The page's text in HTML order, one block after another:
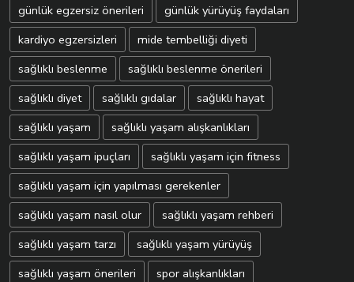
günlük egzersiz önerileri
günlük yürüyüş faydaları
kardiyo egzersizleri
mide tembelliği diyeti
sağlıklı beslenme
sağlıklı beslenme önerileri
sağlıklı diyet
sağlıklı gıdalar
sağlıklı hayat
sağlıklı yaşam
sağlıklı yaşam alışkanlıkları
sağlıklı yaşam ipuçları
sağlıklı yaşam için fitness
sağlıklı yaşam için yapılması gerekenler
sağlıklı yaşam nasıl olur
sağlıklı yaşam rehberi
sağlıklı yaşam tarzı
sağlıklı yaşam yürüyüş
sağlıklı yaşam önerileri
spor alışkanlıkları